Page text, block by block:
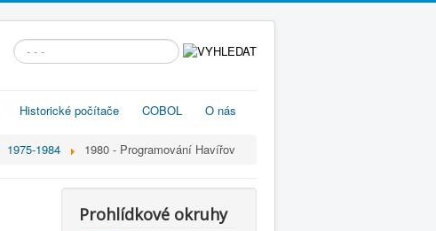
Vyhledávání...
Historické počítače COBOL O nás
1975-1984 1980 - Programování Havířov
Prohlídkové okruhy